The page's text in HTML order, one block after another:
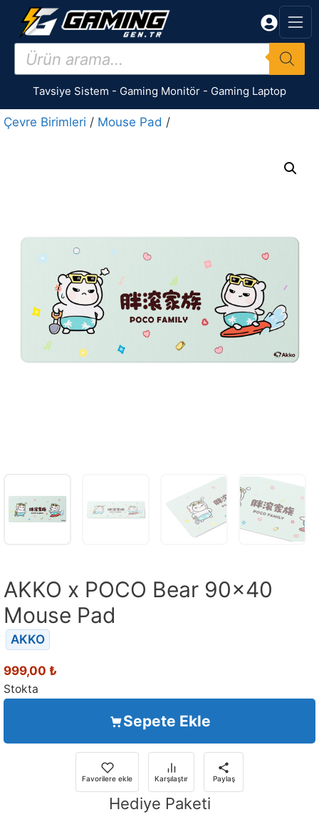
İçeriğe
Products
search
Tavsiye Sistem - Gaming Monitör - Gaming Laptop
Çevre Birimleri / Mouse Pad /
AKKO x POCO Bear 90×40
Mouse Pad
AKKO
999,00 ₺
Stokta
Sepete Ekle
Favorilere ekle Karşılaştır Paylaş
Hediye Paketi